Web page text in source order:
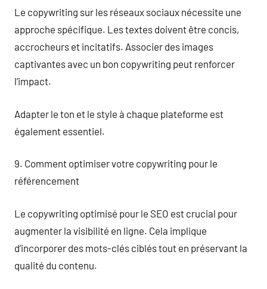
Le copywriting sur les réseaux sociaux nécessite une
approche spécifique. Les textes doivent être concis,
accrocheurs et incitatifs. Associer des images
captivantes avec un bon copywriting peut renforcer
l’impact.
Adapter le ton et le style à chaque plateforme est
également essentiel.
9. Comment optimiser votre copywriting pour le
référencement
Le copywriting optimisé pour le SEO est crucial pour
augmenter la visibilité en ligne. Cela implique
d’incorporer des mots-clés ciblés tout en préservant la
qualité du contenu.